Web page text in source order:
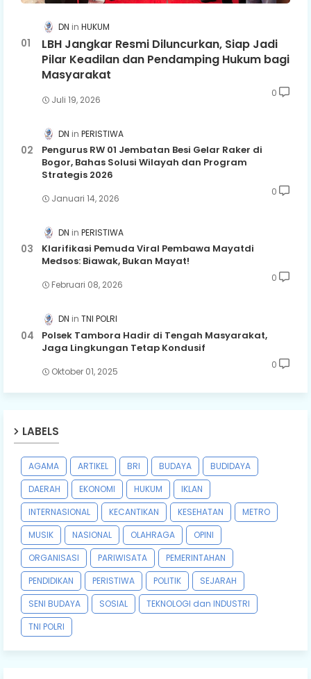
DN HUKUM
LBH Jangkar Resmi Diluncurkan, Siap Jadi
Pilar Keadilan dan Pendamping Hukum bagi
Masyarakat
Juli 19, 2026
0
DN PERISTIWA
Pengurus RW 01 Jembatan Besi Gelar Raker di
Bogor, Bahas Solusi Wilayah dan Program
Strategis 2026
Januari 14, 2026
0
DN PERISTIWA
Klarifikasi Pemuda Viral Pembawa Mayatdi
Medsos: Biawak, Bukan Mayat!
Februari 08, 2026
0
DN TNI POLRI
Polsek Tambora Hadir di Tengah Masyarakat,
Jaga Lingkungan Tetap Kondusif
Oktober 01, 2025
0
LABELS
AGAMA ARTIKEL BRI BUDAYA
BUDIDAYA
DAERAH
EKONOMI HUKUM
IKLAN
INTERNASIONAL
KECANTIKAN KESEHATAN
METRO
MUSIK
NASIONAL OLAHRAGA
OPINI
ORGANISASI
PARIWISATA
PEMERINTAHAN
PENDIDIKAN
PERISTIWA POLITIK
SEJARAH
SENI BUDAYA
SOSIAL
TEKNOLOGI dan INDUSTRI
TNI POLRI